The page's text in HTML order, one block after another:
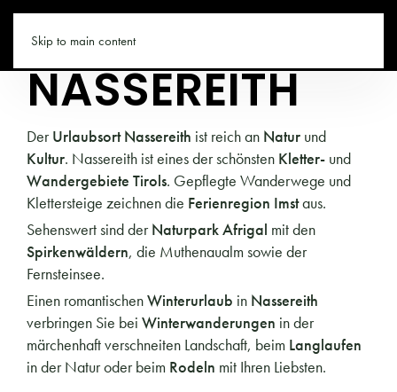
Skip to main content
TIROL.CO
NASSEREITH
DerUrlaubsort Nassereith ist reich an Natur und
Kultur. Nassereith ist eines der schönsten Kletter- und
Wandergebiete Tirols. Gepflegte Wanderwege und
Klettersteige zeichnen die Ferienregion Imstaus.
Sehenswert sind derNaturpark Afrigal mit den
Spirkenwäldern, die Muthenaualm sowie der
Fernsteinsee.
Einen romantischenWinterurlaub in Nassereith
verbringen Sie bei Winterwanderungen in der
märchenhaft verschneiten Landschaft, beim Langlaufen
in der Natur oder beim Rodeln mit Ihren Liebsten.